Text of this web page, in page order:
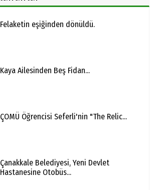
Felaketin eşiğinden dönüldü.
Kaya Ailesinden Beş Fidan...
ÇOMÜ Öğrencisi Seferli'nin "The Relic...
Çanakkale Belediyesi, Yeni Devlet
Hastanesine Otobüs...